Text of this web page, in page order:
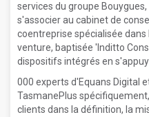
services du groupe
s'associer au cabinet de
coentreprise spécialisée
venture, baptisée 'Inditto
dispositifs intégrés en
000 experts d'Equans Digital
TasmanePlus
clients dans la définition, la